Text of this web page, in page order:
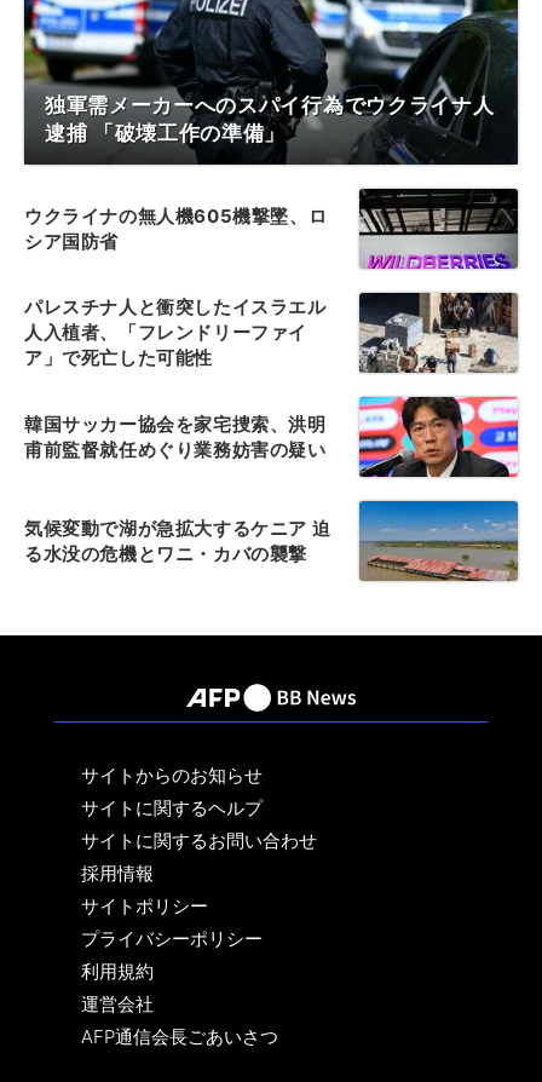
独軍需メーカーへのスパイ行為でウクライナ人
逮捕 「破壊工作の準備」
ウクライナの無人機605機撃墜、ロ
シア国防省
パレスチナ人と衝突したイスラエル
人入植者、「フレンドリーファイ
ア」で死亡した可能性
韓国サッカー協会を家宅捜索、洪明
甫前監督就任めぐり業務妨害の疑い
気候変動で湖が急拡大するケニア 迫
る水没の危機とワニ・カバの襲撃
サイトからのお知らせ
サイトに関するヘルプ
サイトに関するお問い合わせ
採用情報
サイトポリシー
プライバシーポリシー
利用規約
運営会社
AFP通信会長ごあいさつ